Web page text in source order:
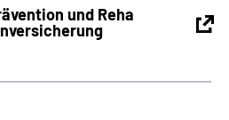
und Reha